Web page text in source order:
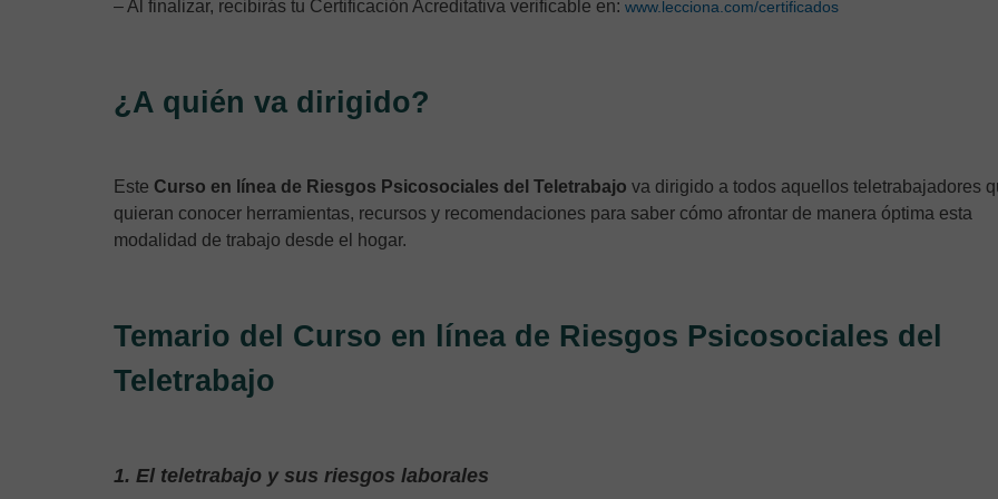
– Al finalizar, recibirás tu Certificación Acreditativa verificable en: www.lecciona.com/certificados
¿A quién va dirigido?
Este Curso en línea de Riesgos Psicosociales del Teletrabajo va dirigido a todos aquellos teletrabajadores
quieran conocer herramientas, recursos y recomendaciones para saber cómo afrontar de manera óptima esta
modalidad de trabajo desde el hogar.
Temario del Curso en línea de Riesgos Psicosociales del
Teletrabajo
1. El teletrabajo y sus riesgos laborales